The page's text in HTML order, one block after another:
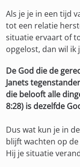
Als je je in een tijd
tot een relatie
situatie ervaart of
opgelost, dan wil ik
De God die de
Janets
die belooft alle
8:28) is dezelfde
Dus wat kun je in
blijft wachten op
Hij je situatie